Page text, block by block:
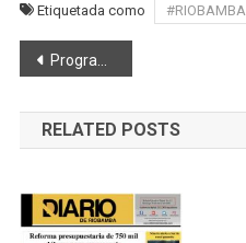
Etiquetada como #RIOBAMBA
Navegación
de
entradas
Programa de educación ambiental se socializó a los moradores del barrio Las Abras
RELATED POSTS